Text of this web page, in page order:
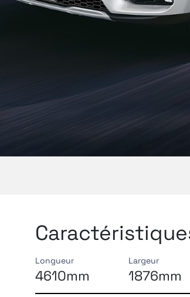
Longueur
4610mm
Largeur
1876mm